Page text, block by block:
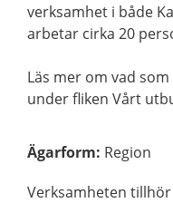
verksamhet i både
arbetar cirka 20
Läs mer om vad
under fliken Vårt
Ägarform: Region
Verksamheten tillhör